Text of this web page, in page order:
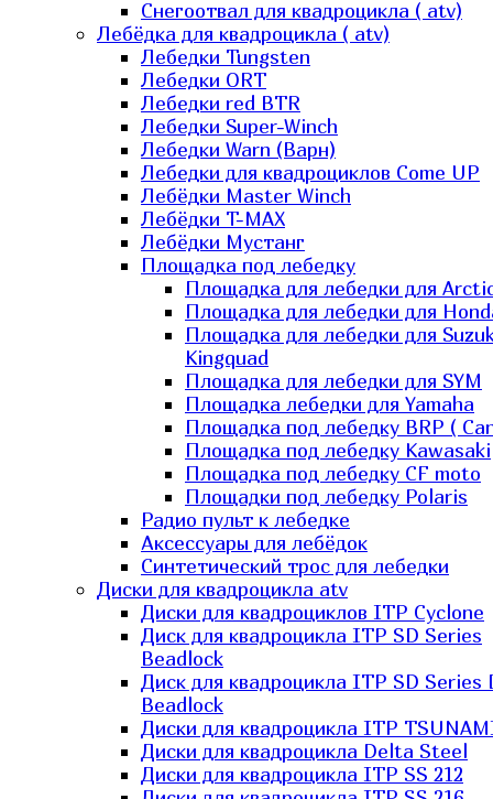
Снегоотвал для квадроцикла ( atv)
Лебёдка для квадроцикла ( atv)
Лебедки Tungsten
Лебедки ORT
Лебедки red BTR
Лебедки Super-Winch
Лебедки Warn (Варн)
Лебедки для квадроциклов Come UP
Лебёдки Master Winch
Лебёдки T-MAX
Лебёдки Мустанг
Площадка под лебедку
Площадка для лебедки для
Площадка для лебедки для
Площадка для лебедки для
Kingquad
Площадка для лебедки для SYM
Площадка лебедки для Yamaha
Площадка под лебедку BRP (
Площадка под лебедку Kawasaki
Площадка под лебедку СF moto
Площадки под лебедку Polaris
Радио пульт к лебедке
Аксессуары для лебёдок
Синтетический трос для лебедки
Диски для квадроцикла atv
Диски для квадроциклов ITP Cyclone
Диск для квадроцикла ITP SD Series
Beadlock
Диск для квадроцикла ITP SD Series
Beadlock
Диски для квадроцикла ITP
Диски для квадроцикла Delta Steel
Диски для квадроцикла ITP SS 212